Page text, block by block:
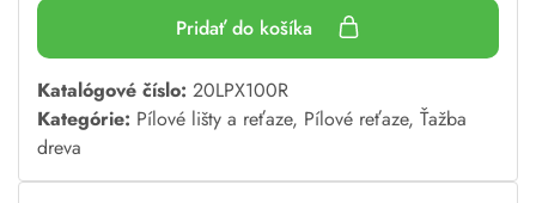
Pridať do košíka
A
l
t
e
Katalógové číslo: 20LPX100R
Kategórie: Pílové lišty a reťaze, Pílové reťaze, Ťažba
dreva